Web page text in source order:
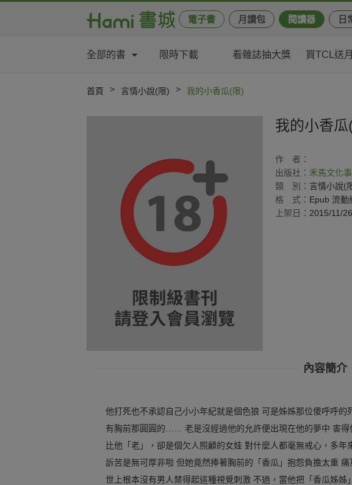
電子書 月讀包 閱讀器 日
全部的書 限時下載 看雜誌抽大獎 買TCL送
首頁 > 言情小說(限) > 我的小香瓜(限)
我的小香瓜
作
者：
出版社： 禾馬文化
類
別： 言情小說(
格
式： Epub 流動
上架日： 2015/11/26
內容簡介
他打死也不承認自己小小年紀就是個色狼 可是姊姊那位傻呼呼
有胸前那圓圓的…… 老是沒經過他的允許便出現在他的夢中 害
比他「老」，卻是個欠人照顧的女娃 對什麼人都毫無戒心，多
訴苦是無可厚非啦 但她竟然捧著胸前的「香瓜」抱怨負擔太重
世上根本沒有男人禁得起這種視覺刺激 不過，當他把「香瓜姊